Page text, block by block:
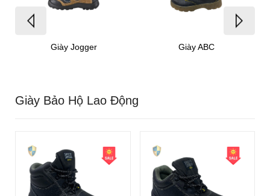
Giày Jogger Giày ABC
Giày Bảo Hộ Lao Động